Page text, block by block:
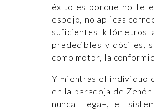
éxito es porque no te
espejo, no aplicas
suficientes kilómetros
predecibles y dóciles,
como motor, la
Y mientras el individuo
en la paradoja de
nunca llega–, el